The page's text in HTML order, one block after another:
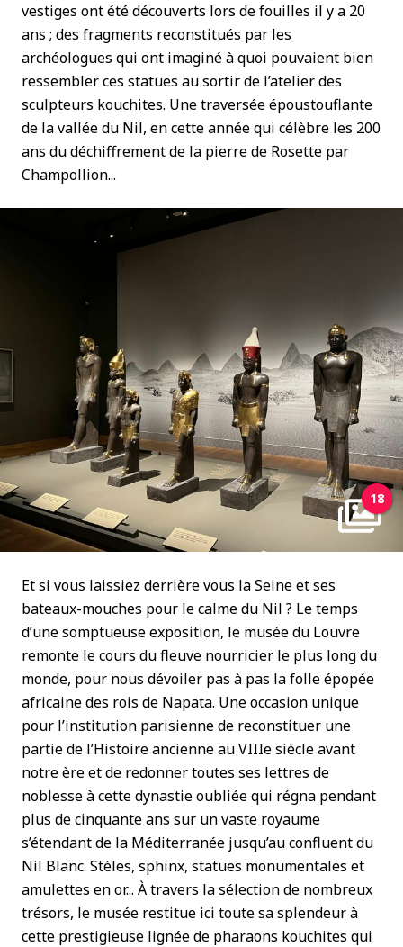
vestiges ont été découverts lors de fouilles il y a 20
ans ; des fragments reconstitués par les
archéologues qui ont imaginé à quoi pouvaient bien
ressembler ces statues au sortir de l’atelier des
sculpteurs kouchites. Une traversée époustouflante
de la vallée du Nil, en cette année qui célèbre les 200
ans du déchiffrement de la pierre de Rosette par
Champollion...
18
Et si vous laissiez derrière vous la Seine et ses
bateaux-mouches pour le calme du Nil ? Le temps
d’une somptueuse exposition, le musée du Louvre
remonte le cours du fleuve nourricier le plus long du
monde, pour nous dévoiler pas à pas la folle épopée
africaine des rois de Napata. Une occasion unique
pour l’institution parisienne de reconstituer une
partie de l’Histoire ancienne au VIIIe siècle avant
notre ère et de redonner toutes ses lettres de
noblesse à cette dynastie oubliée qui régna pendant
plus de cinquante ans sur un vaste royaume
s’étendant de la Méditerranée jusqu’au confluent du
Nil Blanc. Stèles, sphinx, statues monumentales et
amulettes en or... À travers la sélection de nombreux
trésors, le musée restitue ici toute sa splendeur à
cette prestigieuse lignée de pharaons kouchites qui